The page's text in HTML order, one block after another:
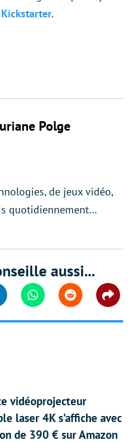
Kickstarter.
Polge
de jeux vidéo,
quotidiennement…
aussi...
WhatsappReddit
vidéoprojecteur
laser 4K s’affiche avec
de 390 € sur Amazon